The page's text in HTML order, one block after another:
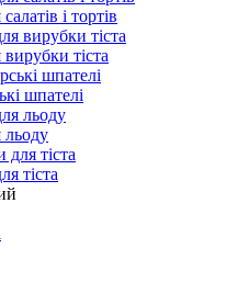
і тортів
тіста
шпателі
тіста